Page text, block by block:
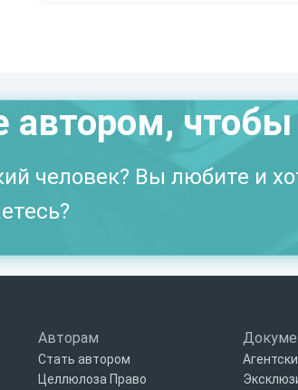
автором,
человек? Вы любите и
Авторам
Стать автором
Целлюлоза Право